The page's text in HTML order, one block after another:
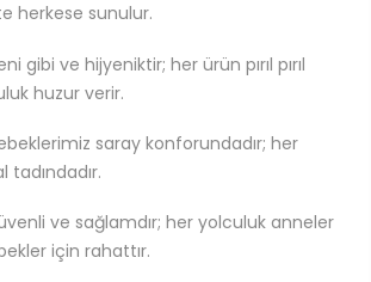
herkese sunulur.
gibi ve hijyeniktir; her ürün pırıl pırıl
huzur verir.
saray konforundadır; her
tadındadır.
ve sağlamdır; her yolculuk anneler
için rahattır.